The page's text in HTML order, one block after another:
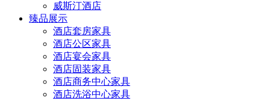
威斯汀酒店
臻品展示
酒店套房家具
酒店公区家具
酒店宴会家具
酒店固装家具
酒店商务中心家具
酒店洗浴中心家具